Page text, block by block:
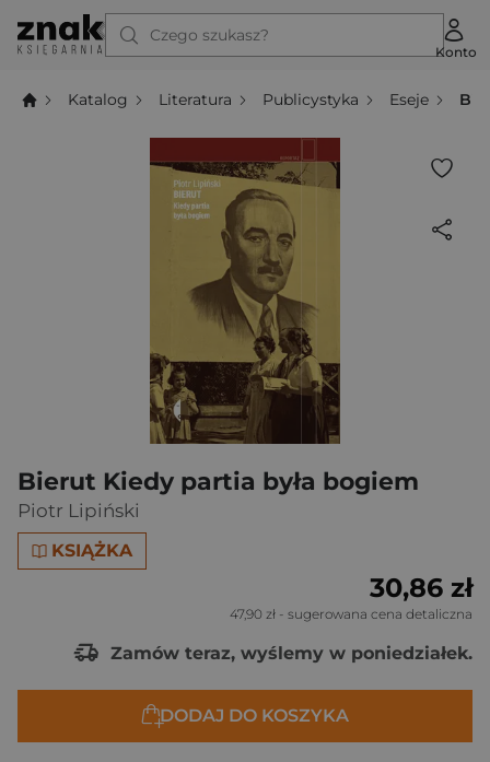
Czego szukasz?
Konto
Katalog Literatura Publicystyka Eseje
Bierut Kiedy partia była bogiem
Piotr Lipiński
KSIĄŻKA
30,86 zł
47,90 zł - sugerowana cena detaliczna
Zamów teraz, wyślemy w poniedziałek.
DODAJ DO KOSZYKA